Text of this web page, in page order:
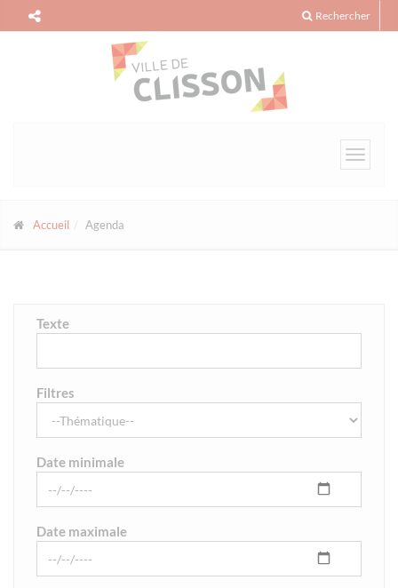
Rechercher
Toggle
Accueil Agenda
Texte
Filtres
Date minimale
Date maximale
Panneau de gestion des cookies